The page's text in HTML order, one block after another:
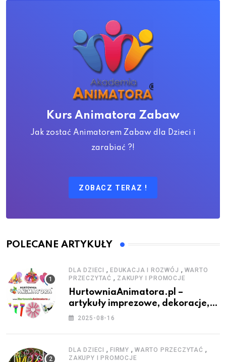
Kurs Animatora Zabaw
Jak zostać Animatorem Zabaw dla Dzieci i
zarabiać ?!
ZOBACZ TERAZ !
POLECANE ARTYKUŁY
DLA DZIECI , EDUKACJA I ROZWÓJ , WARTO
PRZECZYTAĆ , ZAKUPY I PROMOCJE
HurtowniaAnimatora.pl –
artykuły imprezowe, dekoracje,
stroje i akcesoria dla animatorów
2025-08-16
DLA DZIECI , FIRMY , WARTO PRZECZYTAĆ ,
ZAKUPY I PROMOCJE